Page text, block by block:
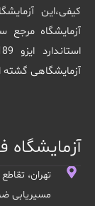
کیفی،این
آزمایشگاه مرجع
آزمایشگاهی
آزمایشگاه
مسیریابی